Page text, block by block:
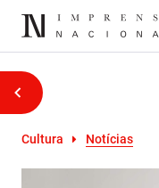
Cultura Notícias